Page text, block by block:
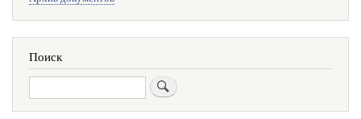
Поиск